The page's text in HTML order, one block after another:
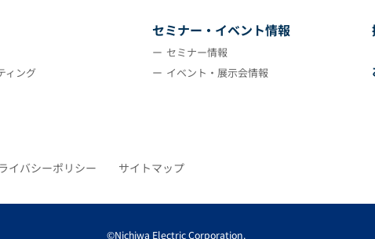
ィング
セミナー・イベント情報
セミナー情報
イベント・展示会情報
イバシーポリシー サイトマップ
©Nichiwa Electric Corporation.